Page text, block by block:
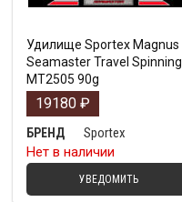
Удилище Sportex Magnus
Seamaster Travel Spinning
MT2505 90g
19180 ₽
БРЕНД
Sportex
Нет в наличии
УВЕДОМИТЬ